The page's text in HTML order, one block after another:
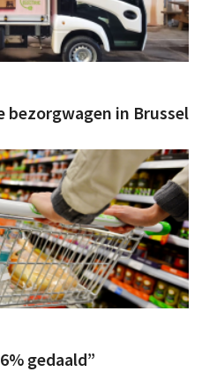
bezorgwagen in Brussel
gedaald”